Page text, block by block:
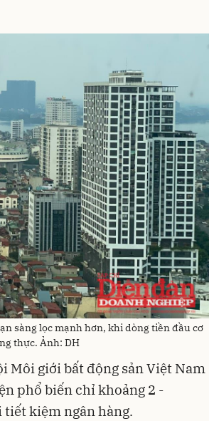
sàng lọc mạnh hơn, khi dòng tiền đầu cơ
thực. Ảnh: DH
Môi giới bất động sản Việt Nam
phổ biến chỉ khoảng 2 -
kiệm ngân hàng.